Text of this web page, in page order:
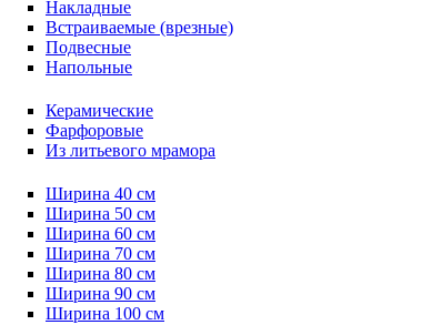
Накладные
Встраиваемые (врезные)
Подвесные
Напольные
Керамические
Фарфоровые
Из литьевого мрамора
Ширина 40 см
Ширина 50 см
Ширина 60 см
Ширина 70 см
Ширина 80 см
Ширина 90 см
Ширина 100 см